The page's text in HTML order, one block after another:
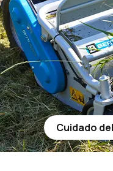
Cuidado